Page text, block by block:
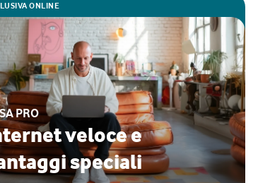
ONLINE
PRO
veloce e
speciali